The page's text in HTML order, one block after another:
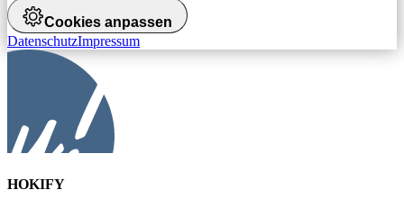
Cookies anpassen
DatenschutzImpressum
HOKIFY